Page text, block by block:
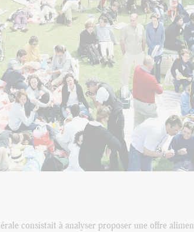
consistait à analyser proposer une offre